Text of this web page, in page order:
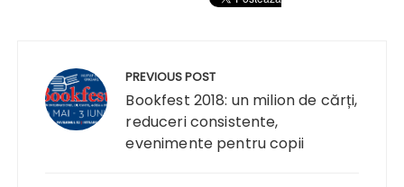
articole
PREVIOUS POST
Bookfest 2018: un milion de cărți,
reduceri consistente,
evenimente pentru copii